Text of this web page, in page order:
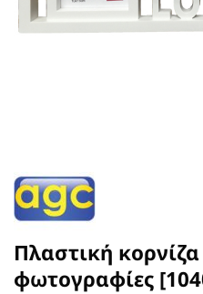
Πλαστική
φωτογραφίες